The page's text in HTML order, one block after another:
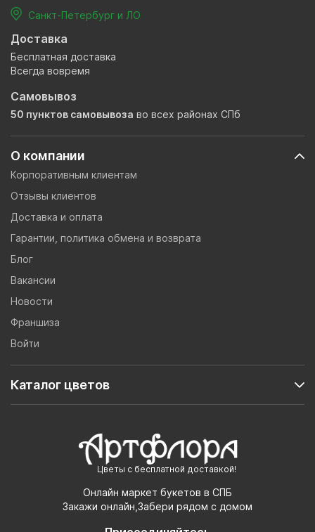
Цветы с бесплатной доставкой!
Онлайн маркет букетов в СПБ
Закажи онлайн,Забери рядом с домом
О компании
Корпоративным клиентам
Отзывы клиентов
Доставка и оплата
Гарантии, политика обмена и возврата
Блог
Вакансии
Новости
Франшиза
Войти
Каталог цветов
Санкт-Петербург и ЛО
Доставка
Бесплатная доставка
Всегда вовремя
Самовывоз
50 пунктов самовывоза во всех районах СПб